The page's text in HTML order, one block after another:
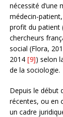
nécessité d’une
médecin-
profit du patient
chercheurs
social (Flora,
2014 [9]) selon
de la sociologie.
Depuis le début
récentes, ou en
un cadre